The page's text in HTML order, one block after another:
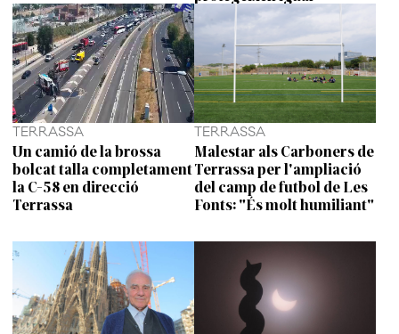
TERRASSA
Un camió de la brossa
bolcat talla completament
la C-58 en direcció
Terrassa
TERRASSA
Malestar als Carboners de
Terrassa per l'ampliació
del camp de futbol de Les
Fonts: "És molt humiliant"